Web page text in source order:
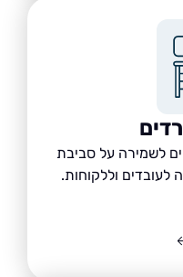
על סביבת
וללקוחות.